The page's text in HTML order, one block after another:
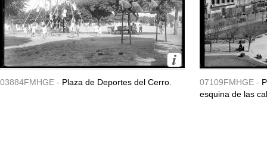
03884FMHGE - Plaza de Deportes del Cerro. 07109FMHGE -
esquina de las